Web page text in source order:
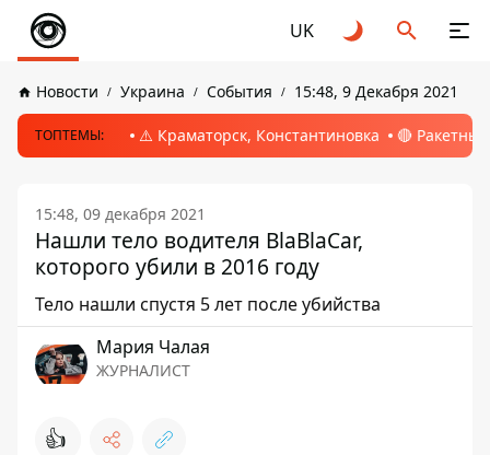
UK
Новости Украина События 15:48, 9 Декабря 2021
ТОПТЕМЫ: ⚠️ Краматорск, Константиновка 🔴
15:48, 09 декабря 2021
Нашли тело водителя BlaBlaCar,
которого убили в 2016 году
Тело нашли спустя 5 лет после убийства
Мария Чалая
ЖУРНАЛИСТ
👍